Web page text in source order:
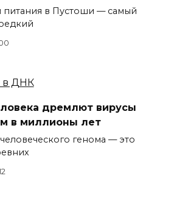
питания в Пустоши — самый
дремлют вирусы
в миллионы лет
генома — это